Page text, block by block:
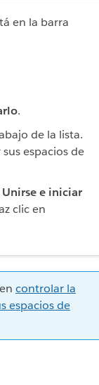
en la barra
.
de la lista.
espacios de
Unirse e iniciar
clic en
controlar la
espacios de